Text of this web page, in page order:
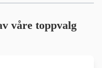
våre toppvalg